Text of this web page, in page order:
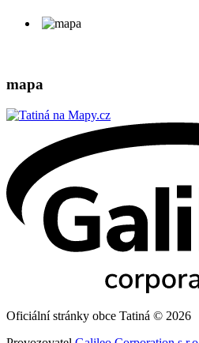
mapa
Oficiální stránky obce Tatiná © 2026